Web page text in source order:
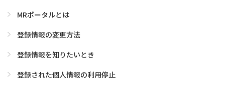
MRポータルとは
登録情報の変更方法
登録情報を知りたいとき
登録された個人情報の利用停止